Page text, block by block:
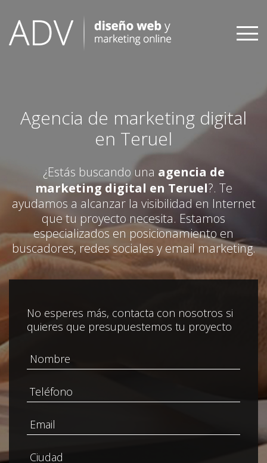
content
Agencia de marketing digital
en Teruel
¿Estás buscando una agencia de
marketing digital en Teruel?. Te
ayudamos a alcanzar la visibilidad en Internet
que tu proyecto necesita. Estamos
especializados en posicionamiento en
buscadores, redes sociales y email marketing.
No esperes más, contacta con nosotros si
quieres que presupuestemos tu proyecto